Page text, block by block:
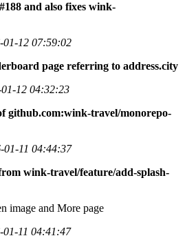
and also fixes wink-
01-12 07:59:02
page referring to address.city
12 04:32:23
github.com:wink-travel/monorepo-
01-11 04:44:37
wink-travel/feature/add-splash-
image and More page
01-11 04:41:47